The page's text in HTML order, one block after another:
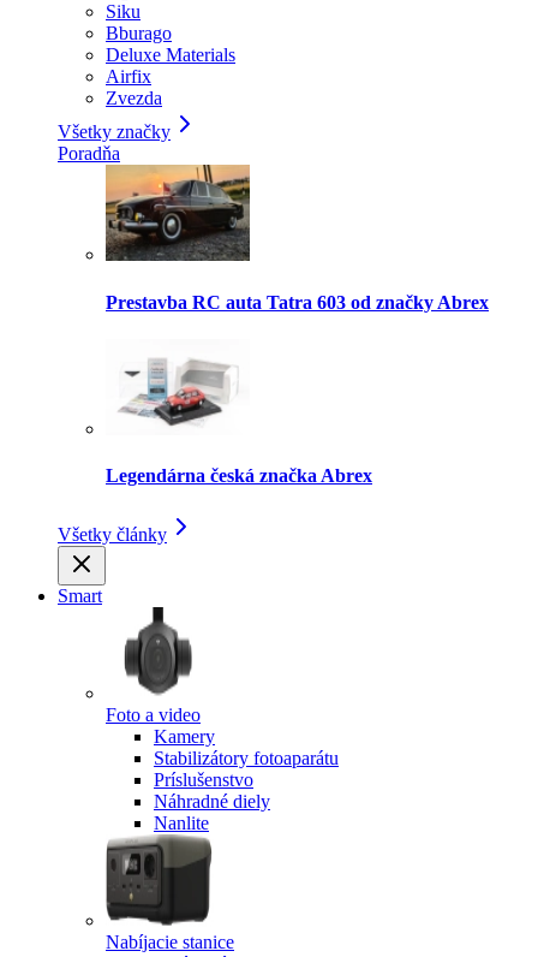
Siku
Bburago
Deluxe Materials
Airfix
Zvezda
Všetky značky
Poradňa
Prestavba RC auta Tatra 603 od značky Abrex
Legendárna česká značka Abrex
Všetky články
Smart
Foto a video
Kamery
Stabilizátory fotoaparátu
Príslušenstvo
Náhradné diely
Nanlite
Nabíjacie stanice